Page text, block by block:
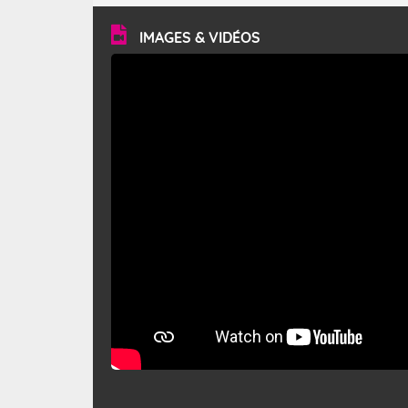
vitesse moyenne de 50 km/h et atteindre 80 à 100 km/h
en rafales, parfois davantage. Il parcourt la basse vallée
du Rhône et la Provence et envahit le littoral
méditerranéen à partir de la Camargue.
IMAGES & VIDÉOS